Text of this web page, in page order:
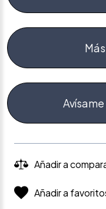
Añadir a
Añadir a